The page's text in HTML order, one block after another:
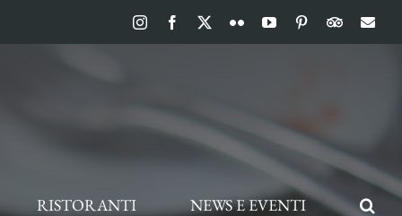
InstagramFacebook FlickrYouTubePinterest
RISTORANTI NEWS E EVENTI